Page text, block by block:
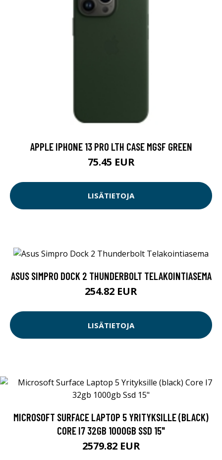
APPLE IPHONE 13 PRO LTH CASE MGSF GREEN
75.45 EUR
LISÄTIETOJA
ASUS SIMPRO DOCK 2 THUNDERBOLT TELAKOINTIASEMA
254.82 EUR
LISÄTIETOJA
MICROSOFT SURFACE LAPTOP 5 YRITYKSILLE (BLACK)
CORE I7 32GB 1000GB SSD 15"
2579.82 EUR